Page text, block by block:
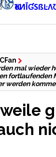
mal wieder
fortlaufenden
werden